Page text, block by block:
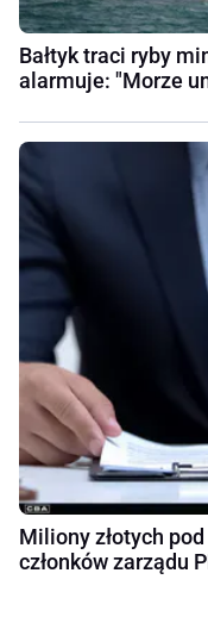
Bałtyk traci ryby
alarmuje: "Morze
Miliony złotych
członków zarządu